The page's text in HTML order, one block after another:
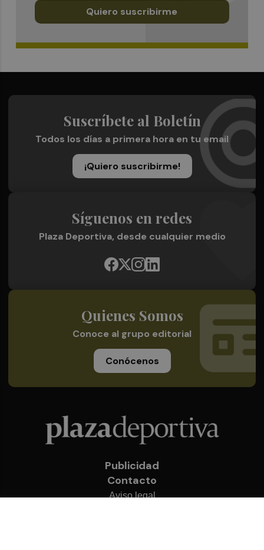
Quiero suscribirme
Suscríbete al Boletín
Todos los días a primera hora en tu email
¡Quiero suscribirme!
Síguenos en redes
Plaza Deportiva, desde cualquier medio
Quienes Somos
Conoce al grupo editorial
Conócenos
Publicidad
Contacto
Aviso legal